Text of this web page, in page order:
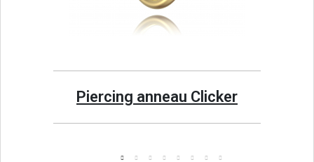
Piercing anneau Clicker